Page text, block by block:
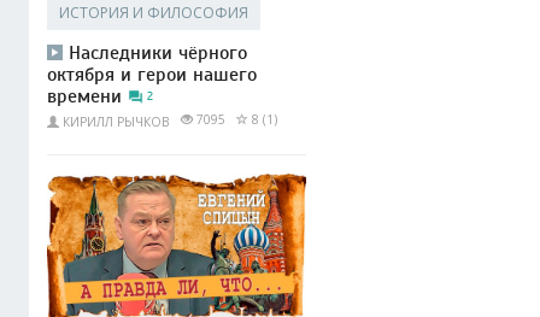
ИСТОРИЯ И ФИЛОСОФИЯ
Наследники чёрного
октября и герои нашего
времени
2
КИРИЛЛ РЫЧКОВ 7095 8 (1)